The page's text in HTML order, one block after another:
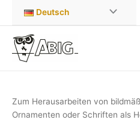
springen
Deutsch
Zum Herausarbeiten von
Ornamenten oder Schriften als